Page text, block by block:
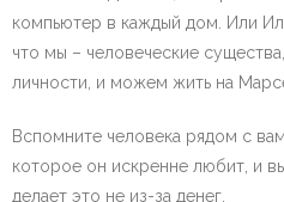
компьютер в каждый дом. Или
что мы – человеческие
личности, и можем жить на
Вспомните человека рядом с
которое он искренне любит, и
делает это не из-за денег.